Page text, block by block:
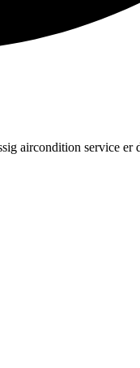
aircondition service